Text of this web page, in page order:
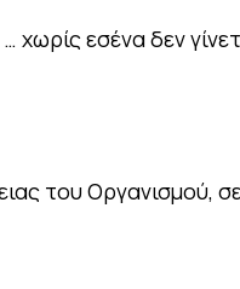
χωρίς εσένα δεν
του Οργανισμού,